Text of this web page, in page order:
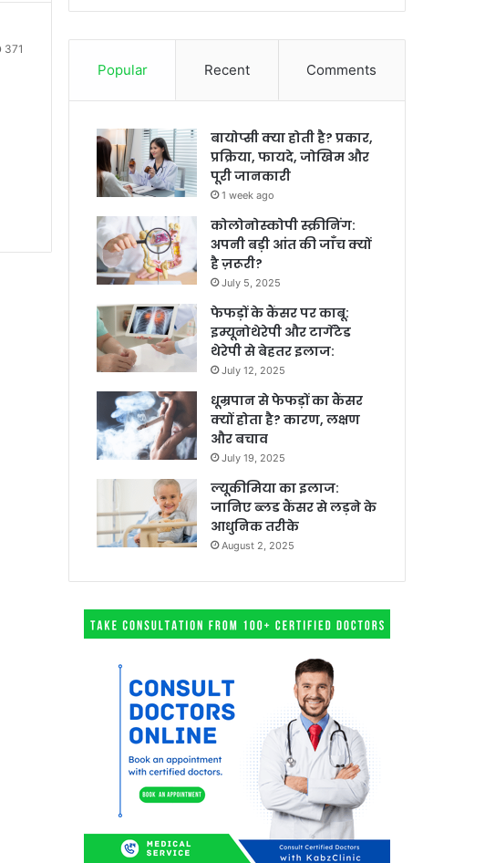
371
Popular Recent Comments
बायोप्सी क्या होती है? प्रकार,
प्रक्रिया, फायदे, जोखिम और
पूरी जानकारी
1 week ago
कोलोनोस्कोपी स्क्रीनिंग:
अपनी बड़ी आंत की जाँच क्यों
है ज़रूरी?
July 5, 2025
फेफड़ों के कैंसर पर काबू:
इम्यूनोथेरेपी और टार्गेटेड
थेरेपी से बेहतर इलाज:
July 12, 2025
धूम्रपान से फेफड़ों का कैंसर
क्यों होता है? कारण, लक्षण
और बचाव
July 19, 2025
ल्यूकीमिया का इलाज:
जानिए ब्लड कैंसर से लड़ने के
आधुनिक तरीके
August 2, 2025